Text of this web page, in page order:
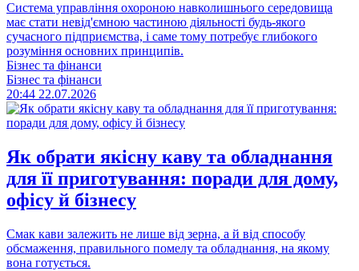
Система управління охороною навколишнього середовища
має стати невід'ємною частиною діяльності будь-якого
сучасного підприємства, і саме тому потребує глибокого
розуміння основних принципів.
Бізнес та фінанси
Бізнес та фінанси
20:44 22.07.2026
Як обрати якісну каву та обладнання
для її приготування: поради для дому,
офісу й бізнесу
Смак кави залежить не лише від зерна, а й від способу
обсмаження, правильного помелу та обладнання, на якому
вона готується.